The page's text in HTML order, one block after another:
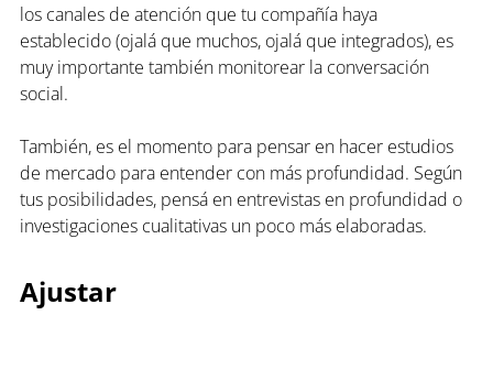
los canales de atención que tu compañía haya
establecido (ojalá que muchos, ojalá que integrados), es
muy importante también monitorear la conversación
social.
También, es el momento para pensar en hacer estudios
de mercado para entender con más profundidad. Según
tus posibilidades, pensá en entrevistas en profundidad o
investigaciones cualitativas un poco más elaboradas.
Ajustar